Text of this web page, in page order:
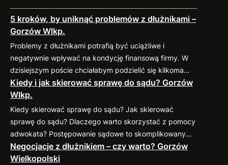
5 kroków, by uniknąć problemów z dłużnikami –
Gorzów Wlkp.
Problemy z dłużnikami potrafią być uciążliwe i
negatywnie wpływać na kondycję finansową firmy. W
dzisiejszym poście chciałabym podzielić się kilkoma
sprawdzonymi praktykami, które pomogą
zminimalizować ryzyko takich sytuacji. 1. Weryfikacja
kontrahenta przed nawiązaniem współpracy Zanim
podpiszesz umowę, dokładnie sprawdź potencjalnego
kontrahenta. Możesz zweryfikować jego wiarygodność
finansową w dostępnych bazach gospodarczych (np.
KRD, BIG) oraz poprosić o…
Kiedy i jak skierować sprawę do sądu? Gorzów
Wlkp.
Kiedy skierować sprawę do sądu? Jak skierować
sprawę do sądu? Dlaczego warto skorzystać z pomocy
adwokata? Postępowanie sądowe to skomplikowany
proces, który wymaga znajomości przepisów oraz
procedur. Profesjonalny pełnomocnik: Jeśli
Negocjacje z dłużnikiem – czy warto? Gorzów
Wielkopolski